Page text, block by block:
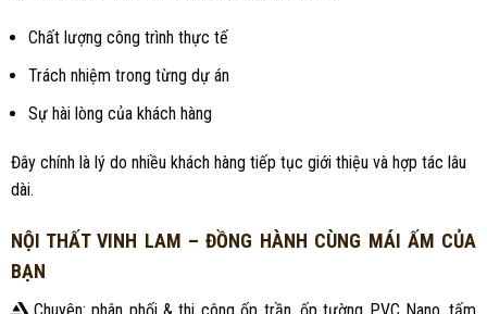
Chất lượng công trình thực tế
Trách nhiệm trong từng dự án
Sự hài lòng của khách hàng
Đây chính là lý do nhiều khách hàng tiếp tục giới thiệu và hợp tác lâu
dài.
NỘI THẤT VINH LAM – ĐỒNG HÀNH CÙNG MÁI ẤM CỦA
BẠN